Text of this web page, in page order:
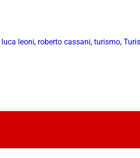
luca leoni, roberto cassani, turismo,